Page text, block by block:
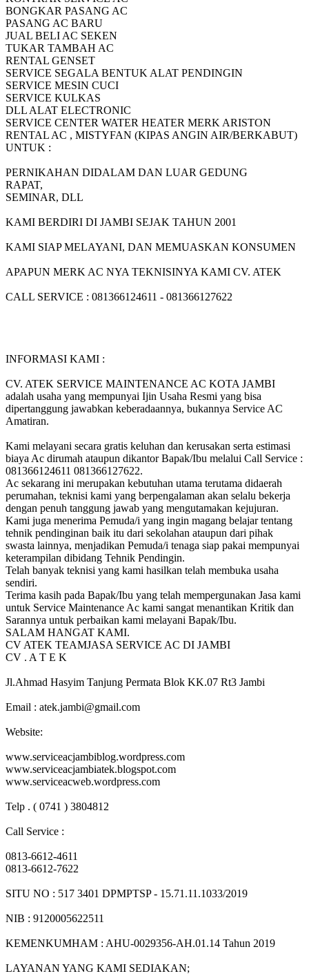
BONGKAR PASANG AC
PASANG AC BARU
JUAL BELI AC SEKEN
TUKAR TAMBAH AC
RENTAL GENSET
SERVICE SEGALA BENTUK ALAT PENDINGIN
SERVICE MESIN CUCI
SERVICE KULKAS
DLL ALAT ELECTRONIC
SERVICE CENTER WATER HEATER MERK ARISTON
RENTAL AC , MISTYFAN (KIPAS ANGIN AIR/BERKABUT)
UNTUK :
PERNIKAHAN DIDALAM DAN LUAR GEDUNG
RAPAT,
SEMINAR, DLL
KAMI BERDIRI DI JAMBI SEJAK TAHUN 2001
KAMI SIAP MELAYANI, DAN MEMUASKAN KONSUMEN
APAPUN MERK AC NYA TEKNISINYA KAMI CV. ATEK
CALL SERVICE : 081366124611 - 081366127622
INFORMASI KAMI :
CV. ATEK SERVICE MAINTENANCE AC KOTA JAMBI
adalah usaha yang mempunyai Ijin Usaha Resmi yang bisa
dipertanggung jawabkan keberadaannya, bukannya Service AC
Amatiran.
Kami melayani secara gratis keluhan dan kerusakan serta estimasi
biaya Ac dirumah ataupun dikantor Bapak/Ibu melalui Call Service :
081366124611 081366127622.
Ac sekarang ini merupakan kebutuhan utama terutama didaerah
perumahan, teknisi kami yang berpengalaman akan selalu bekerja
dengan penuh tanggung jawab yang mengutamakan kejujuran.
Kami juga menerima Pemuda/i yang ingin magang belajar tentang
tehnik pendinginan baik itu dari sekolahan ataupun dari pihak
swasta lainnya, menjadikan Pemuda/i tenaga siap pakai mempunyai
keterampilan dibidang Tehnik Pendingin.
Telah banyak teknisi yang kami hasilkan telah membuka usaha
sendiri.
Terima kasih pada Bapak/Ibu yang telah mempergunakan Jasa kami
untuk Service Maintenance Ac kami sangat menantikan Kritik dan
Sarannya untuk perbaikan kami melayani Bapak/Ibu.
SALAM HANGAT KAMI.
CV ATEK TEAMJASA SERVICE AC DI JAMBI
CV . A T E K
Jl.Ahmad Hasyim Tanjung Permata Blok KK.07 Rt3 Jambi
Email : atek.jambi@gmail.com
Website:
www.serviceacjambiblog.wordpress.com
www.serviceacjambiatek.blogspot.com
www.serviceacweb.wordpress.com
Telp . ( 0741 ) 3804812
Call Service :
0813-6612-4611
0813-6612-7622
SITU NO : 517 3401 DPMPTSP - 15.71.11.1033/2019
NIB : 9120005622511
KEMENKUMHAM : AHU-0029356-AH.01.14 Tahun 2019
LAYANAN YANG KAMI SEDIAKAN;